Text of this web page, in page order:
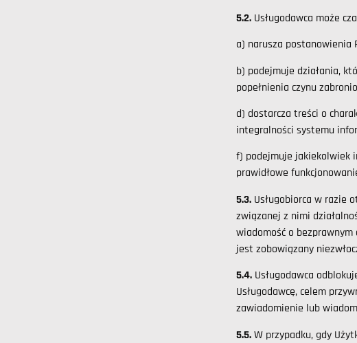
5.2. Usługodawca może
a) narusza postanowienia
b) podejmuje działania,
popełnienia czynu
d) dostarcza treści o
integralności systemu
f) podejmuje jakiekolwiek
prawidłowe
5.3. Usługobiorca w razie
związanej z nimi
wiadomość o
jest zobowiązany
5.4. Usługodawca
Usługodawcę, celem
zawiadomienie lub
5.5.W przypadku, gdy